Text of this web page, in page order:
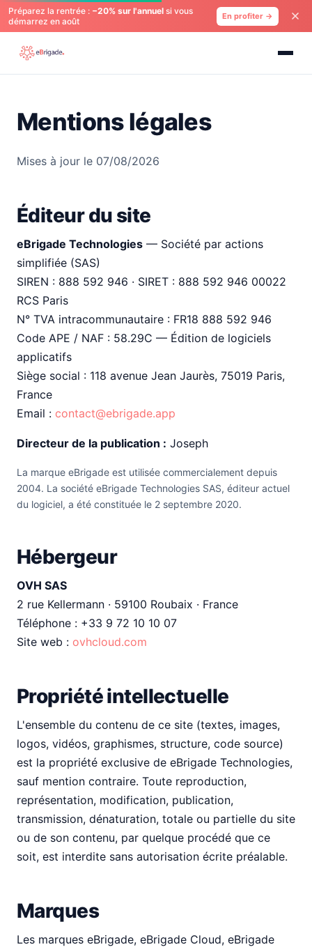
Préparez la rentrée : −20% sur l'annuel si vous
démarrez en août
En profiter →
Mentions légales
Mises à jour le 07/08/2026
Éditeur du site
eBrigade Technologies — Société par actions
simplifiée (SAS)
SIREN : 888 592 946 · SIRET : 888 592 946 00022
RCS Paris
N° TVA intracommunautaire : FR18 888 592 946
Code APE / NAF : 58.29C — Édition de logiciels
applicatifs
Siège social : 118 avenue Jean Jaurès, 75019 Paris,
France
Email : contact@ebrigade.app
Directeur de la publication : Joseph
La marque eBrigade est utilisée commercialement depuis
2004. La société eBrigade Technologies SAS, éditeur actuel
du logiciel, a été constituée le 2 septembre 2020.
Hébergeur
OVH SAS
2 rue Kellermann · 59100 Roubaix · France
Téléphone : +33 9 72 10 10 07
Site web : ovhcloud.com
Propriété intellectuelle
L'ensemble du contenu de ce site (textes, images,
logos, vidéos, graphismes, structure, code source)
est la propriété exclusive de eBrigade Technologies,
sauf mention contraire. Toute reproduction,
représentation, modification, publication,
transmission, dénaturation, totale ou partielle du site
ou de son contenu, par quelque procédé que ce
soit, est interdite sans autorisation écrite préalable.
Marques
Les marques eBrigade, eBrigade Cloud, eBrigade